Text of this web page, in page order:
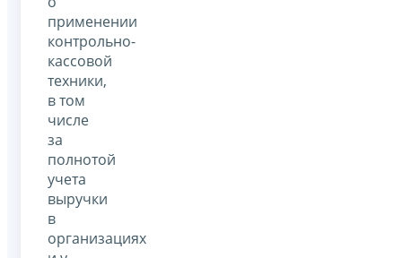
применении
контрольно-
кассовой
техники,
в том
числе
за
полнотой
учета
выручки
в
организациях